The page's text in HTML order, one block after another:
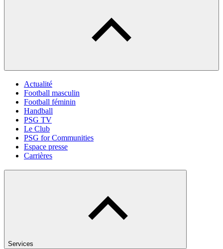
Actualité
Football masculin
Football féminin
Handball
PSG TV
Le Club
PSG for Communities
Espace presse
Carrières
Services